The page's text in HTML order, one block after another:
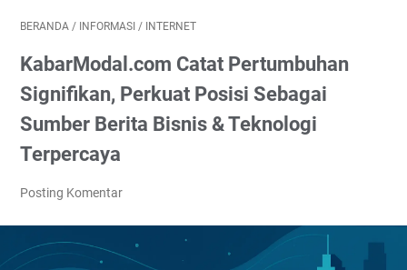
BERANDA / INFORMASI / INTERNET
KabarModal.com Catat Pertumbuhan
Signifikan, Perkuat Posisi Sebagai
Sumber Berita Bisnis & Teknologi
Terpercaya
Posting Komentar